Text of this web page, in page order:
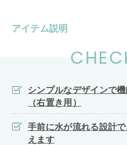
アイテム説明
シンプルなデザインで
（右置き用）
手前に水が流れる設計
えます